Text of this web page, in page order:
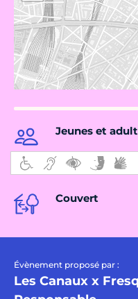
Jeunes et
Couvert
Évènement proposé par :
Les Canaux x